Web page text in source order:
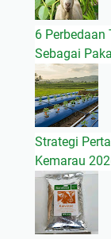
6
Sebagai
Strategi
Kemarau